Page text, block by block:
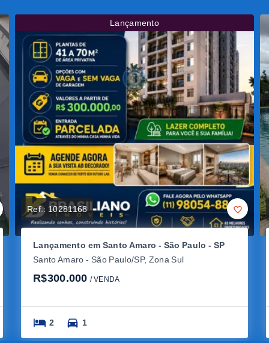
Lançamento
Ref.: 10281168
Lançamento em Santo Amaro - São Paulo - SP
Santo Amaro - São Paulo/SP, Zona Sul
R$300.000 / VENDA
2 1